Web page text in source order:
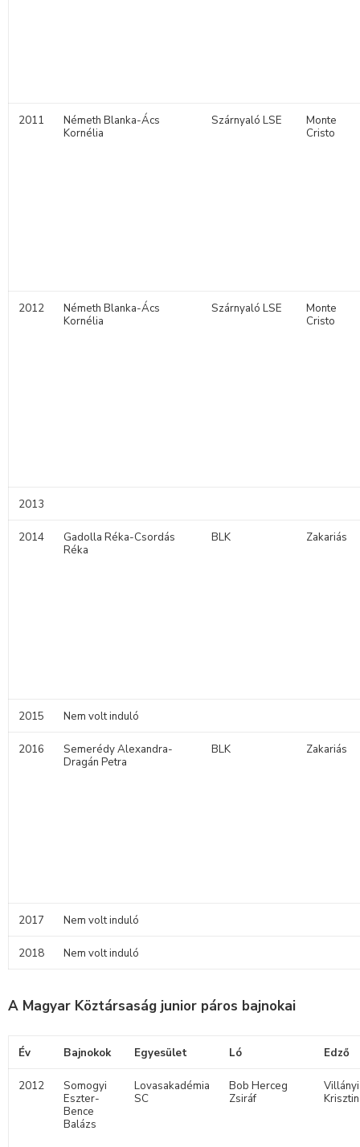
2011
Németh Blanka-Ács
Kornélia
Szárnyaló LSE
Monte
Cristo
2012
Németh Blanka-Ács
Kornélia
Szárnyaló LSE
Monte
Cristo
2013
2014
Gadolla Réka-Csordás
Réka
BLK Zakariás
2015 Nem volt induló
2016
Semerédy Alexandra-
Dragán Petra
BLK Zakariás
2017 Nem volt induló
2018 Nem volt induló
A Magyar Köztársaság junior páros bajnokai
Év Bajnokok Egyesület Ló Edző
2012
Somogyi
Eszter-
Bence
Balázs
Lovasakadémia
SC
Bob Herceg
Zsiráf
Villányi